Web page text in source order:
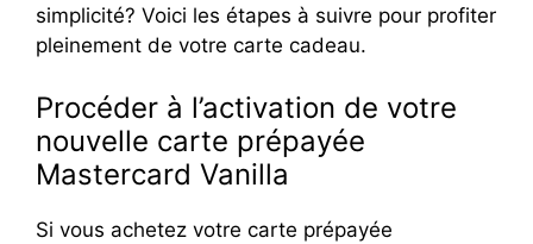
simplicité? Voici les étapes à suivre pour profiter
pleinement de votre carte cadeau.
Procéder à l’activation de votre
nouvelle carte prépayée
Mastercard Vanilla
Si vous achetez votre carte prépayée